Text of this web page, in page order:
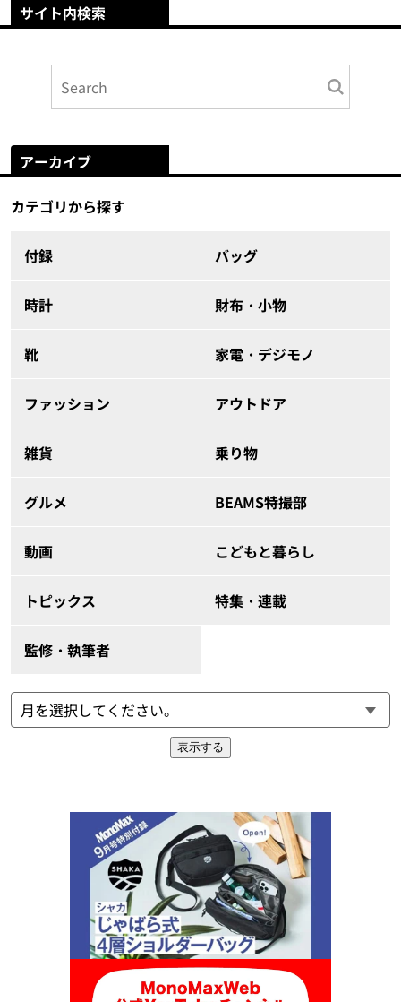
サイト内検索
アーカイブ
カテゴリから探す
付録 バッグ
時計 財布・小物
靴 家電・デジモノ
ファッション アウトドア
雑貨 乗り物
グルメ BEAMS特撮部
動画 こどもと暮らし
トピックス 特集・連載
監修・執筆者
表示する